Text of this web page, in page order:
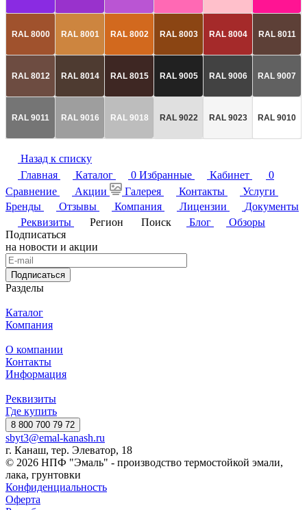
RAL 8000 RAL 8001 RAL 8002 RAL 8003 RAL 8004 RAL 8011
RAL 8012 RAL 8014 RAL 8015 RAL 9005 RAL 9006 RAL 9007
RAL 9011 RAL 9016 RAL 9018 RAL 9022 RAL 9023 RAL 9010
Назад к списку
Главная
Каталог 0 Избранные Кабинет
0
Сравнение
Акции Галерея Контакты
Услуги
Бренды
Отзывы Компания Лицензии
Документы
Реквизиты
Регион Поиск Блог
Обзоры
Подписаться
на новости и акции
Подписаться
Разделы
Каталог
Компания
О компании
Контакты
Информация
Реквизиты
Где купить
8 800 700 79 72
sbyt3@emal-kanash.ru
г. Канаш, тер. Элеватор, 18
© 2026 НПФ "Эмаль" - производство термостойкой эмали,
лака, грунтовки
Конфиденциальность
Оферта